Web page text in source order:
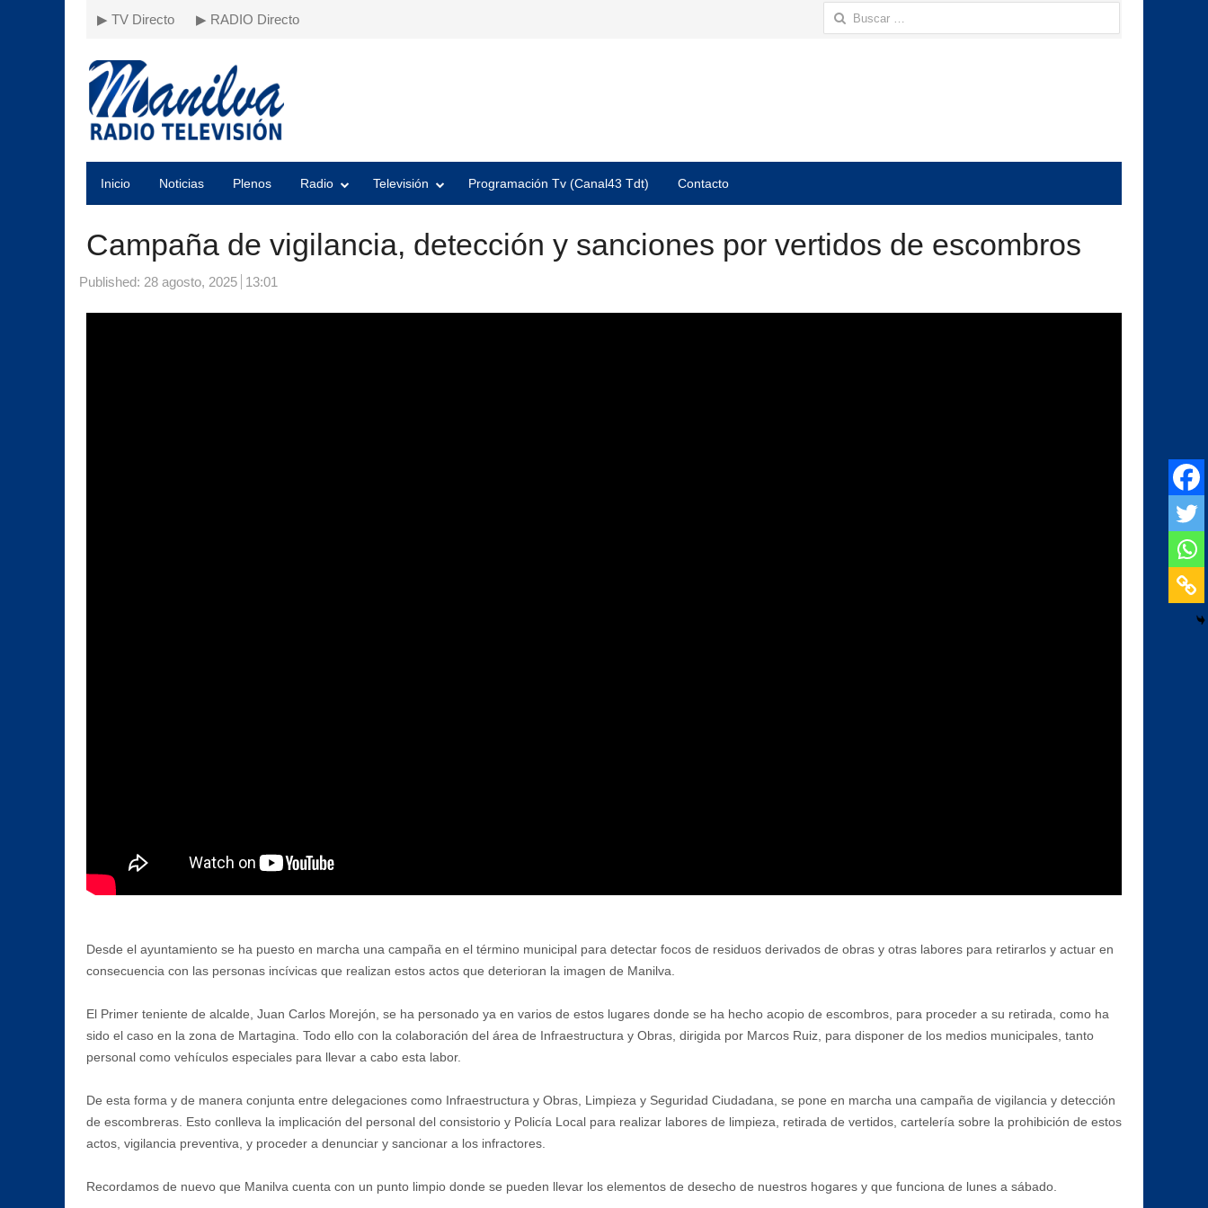
▶ TV Directo ▶ RADIO Directo Buscar:
Inicio Noticias Plenos Radio Televisión Programación Tv (Canal43 Tdt) Contacto
Campaña de vigilancia, detección y sanciones por vertidos de escombros
Published: 28 agosto, 2025 13:01
Desde el ayuntamiento se ha puesto en marcha una campaña en el término municipal para detectar focos de residuos derivados de obras y otras labores para retirarlos y actuar en
consecuencia con las personas incívicas que realizan estos actos que deterioran la imagen de Manilva.
El Primer teniente de alcalde, Juan Carlos Morejón, se ha personado ya en varios de estos lugares donde se ha hecho acopio de escombros, para proceder a su retirada, como ha
sido el caso en la zona de Martagina. Todo ello con la colaboración del área de Infraestructura y Obras, dirigida por Marcos Ruiz, para disponer de los medios municipales, tanto
personal como vehículos especiales para llevar a cabo esta labor.
De esta forma y de manera conjunta entre delegaciones como Infraestructura y Obras, Limpieza y Seguridad Ciudadana, se pone en marcha una campaña de vigilancia y detección
de escombreras. Esto conlleva la implicación del personal del consistorio y Policía Local para realizar labores de limpieza, retirada de vertidos, cartelería sobre la prohibición de estos
actos, vigilancia preventiva, y proceder a denunciar y sancionar a los infractores.
Recordamos de nuevo que Manilva cuenta con un punto limpio donde se pueden llevar los elementos de desecho de nuestros hogares y que funciona de lunes a sábado.